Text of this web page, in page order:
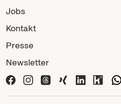
Jobs
Kontakt
Presse
Newsletter